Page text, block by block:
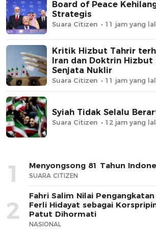
Board of Peace
Strategis
Suara Citizen 11 jam yang
Kritik Hizbut Tahrir
Iran dan Doktrin
Senjata Nuklir
Suara Citizen 11 jam yang
Syiah Tidak Selalu
Suara Citizen 12 jam yang
1 Menyongsong 81 Tahun
SUARA CITIZEN
2
Fahri Salim Nilai
Ferli Hidayat sebagai
Patut Dihormati
NASIONAL